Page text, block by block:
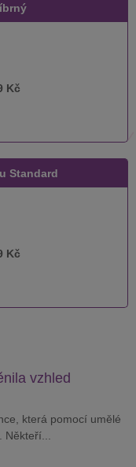
Kč
Standard
Kč
vzhled
která pomocí umělé